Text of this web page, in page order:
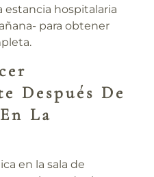
estancia hospitalaria
para obtener
Después De
La
en la sala de